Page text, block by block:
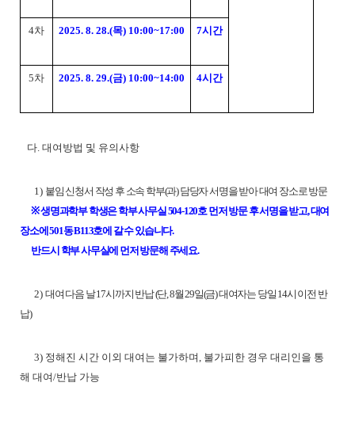
4차 2025. 8. 28.(목) 10:00~17:00 7시간
5차 2025. 8. 29.(금) 10:00~14:00 4시간
다. 대여방법 및 유의사항
1) 붙임 신청서 작성 후 소속 학부(과) 담당자 서명을 받아 대여 장소로 방문
※ 생명과학부 학생은 학부 사무실 504-120호 먼저 방문 후 서명을 받고, 대여
장소에 501동 B113호에 갈 수 있습니다.
반드시 학부 사무실에 먼저 방문해 주세요.
2) 대여 다음 날 17시까지 반납 (단, 8월 29일(금) 대여자는 당일 14시 이전 반
납)
3) 정해진 시간 이외 대여는 불가하며, 불가피한 경우 대리인을 통
해 대여/반납 가능